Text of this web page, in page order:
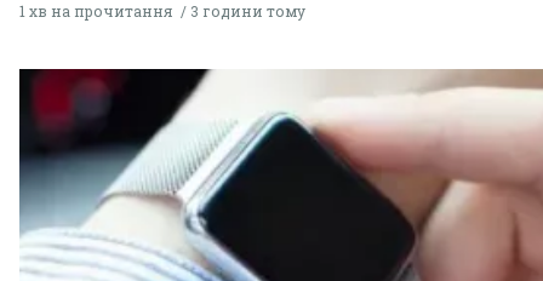
1 хв на прочитання 3 години тому